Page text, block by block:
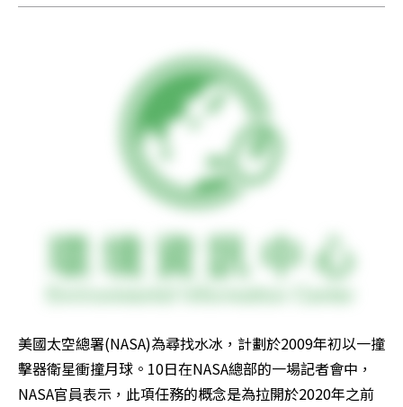
美國太空總署(NASA)為尋找水冰，計劃於2009年初以一撞
擊器衛星衝撞月球。10日在NASA總部的一場記者會中，
NASA官員表示，此項任務的概念是為拉開於2020年之前